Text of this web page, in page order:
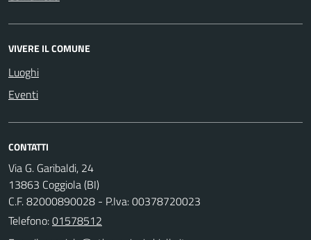
VIVERE IL COMUNE
Luoghi
Eventi
CONTATTI
Via G. Garibaldi, 24
13863 Coggiola (BI)
C.F. 82000890028 - P.Iva: 00378720023
Telefono:01578512